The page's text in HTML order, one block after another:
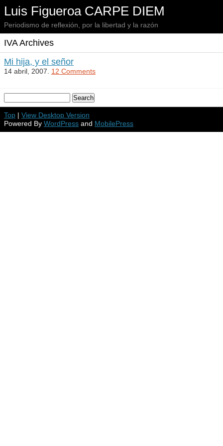
Luis Figueroa CARPE DIEM
Periodismo de reflexión, por la libertad y la razón
IVA Archives
Mi hija, y el señor
14 abril, 2007. 12 Comments
Top | View Desktop Version
Powered By WordPress and MobilePress